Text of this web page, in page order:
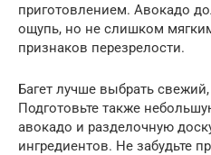
приготовлением. Авокадо
ощупь, но не слишком
признаков перезрелости.
Багет лучше выбрать
Подготовьте также
авокадо и разделочную
ингредиентов. Не забудьте